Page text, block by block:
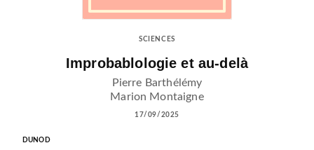
SCIENCES
Improbablologie et au-delà
Pierre Barthélémy
Marion Montaigne
17/09/2025
DUNOD